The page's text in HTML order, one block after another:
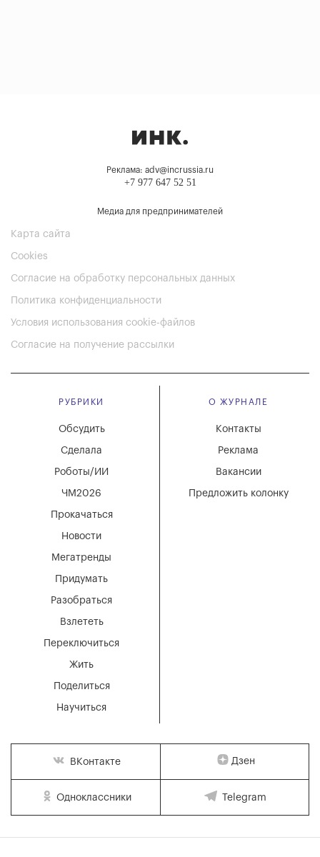
Реклама: adv@incrussia.ru
+7 977 647 52 51
Медиа для предпринимателей
Карта сайта
Cookies
Согласие на обработку персональных данных
Политика конфиденциальности
Условия использования cookie-файлов
Согласие на получение рассылки
РУБРИКИ
Мегатренды
Придумать
Разобраться
Взлететь
Новости
Переключиться
Жить
Поделиться
Научиться
Обсудить
Сделала
Роботы/ИИ
ЧМ2026
Прокачаться
О ЖУРНАЛЕ
Вакансии
Реклама
Контакты
Предложить колонку
ВКонтакте Дзен
Одноклассники Telegram